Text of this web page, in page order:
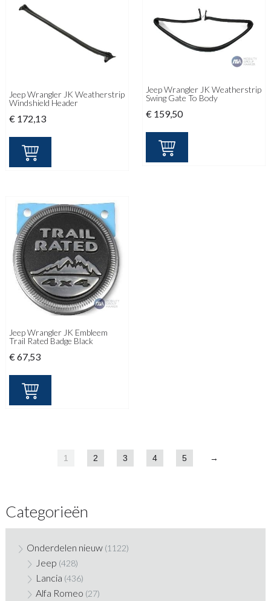
Jeep Wrangler JK Weatherstrip
Windshield Header
€ 172,13
Jeep Wrangler JK Weatherstrip
Swing Gate To Body
€ 159,50
Jeep Wrangler JK Embleem
Trail Rated Badge Black
€ 67,53
1 2 3 4 5 →
Categorieën
Onderdelen nieuw (1122)
Jeep (428)
Lancia (436)
Alfa Romeo (27)